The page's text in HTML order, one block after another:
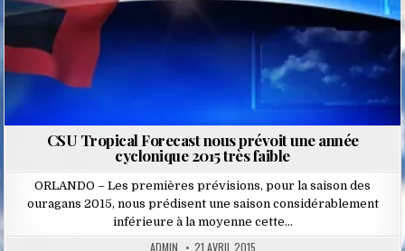
CSU Tropical Forecast nous prévoit une année
cyclonique 2015 très faible
ORLANDO – Les premières prévisions, pour la saison des
ouragans 2015, nous prédisent une saison considérablement
inférieure à la moyenne cette…
ADMIN 21 AVRIL 2015